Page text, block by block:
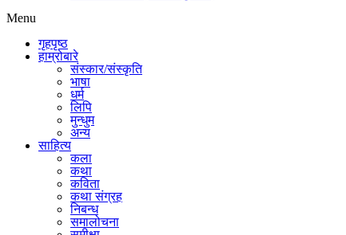
Menu
गृहपृष्ठ
हाम्रोबारे
संस्कार/संस्कृति
भाषा
धर्म
लिपि
मुन्धुम
अन्य
साहित्य
कला
कथा
कविता
कथा संग्रह
निबन्ध
समालोचना